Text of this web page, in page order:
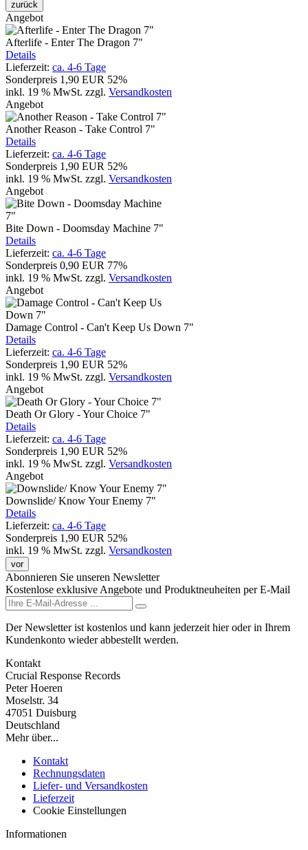
zurück
Angebot
Afterlife - Enter The Dragon 7"
Details
Lieferzeit: ca. 4-6 Tage
Sonderpreis 1,90 EUR 52%
inkl. 19 % MwSt. zzgl. Versandkosten
Angebot
Another Reason - Take Control 7"
Details
Lieferzeit: ca. 4-6 Tage
Sonderpreis 1,90 EUR 52%
inkl. 19 % MwSt. zzgl. Versandkosten
Angebot
Bite Down - Doomsday Machine 7"
Details
Lieferzeit: ca. 4-6 Tage
Sonderpreis 0,90 EUR 77%
inkl. 19 % MwSt. zzgl. Versandkosten
Angebot
Damage Control - Can't Keep Us Down 7"
Details
Lieferzeit: ca. 4-6 Tage
Sonderpreis 1,90 EUR 52%
inkl. 19 % MwSt. zzgl. Versandkosten
Angebot
Death Or Glory - Your Choice 7"
Details
Lieferzeit: ca. 4-6 Tage
Sonderpreis 1,90 EUR 52%
inkl. 19 % MwSt. zzgl. Versandkosten
Angebot
Downslide/ Know Your Enemy 7"
Details
Lieferzeit: ca. 4-6 Tage
Sonderpreis 1,90 EUR 52%
inkl. 19 % MwSt. zzgl. Versandkosten
vor
Abonnieren Sie unseren Newsletter
Kostenlose exklusive Angebote und Produktneuheiten per E-Mail
Der Newsletter ist kostenlos und kann jederzeit hier oder in Ihrem
Kundenkonto wieder abbestellt werden.
Kontakt
Crucial Response Records
Peter Hoeren
Moselstr. 34
47051 Duisburg
Deutschland
Mehr über...
Kontakt
Rechnungsdaten
Liefer- und Versandkosten
Lieferzeit
Cookie Einstellungen
Informationen